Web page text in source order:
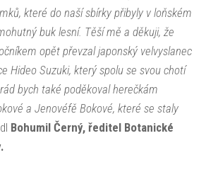
které do naší sbírky přibyly v loňském
buk lesní. Těší mě a děkuji, že
opět převzal japonský velvyslanec
Hideo Suzuki, který spolu se svou chotí
bych také poděkoval herečkám
a Jenovéfě Bokové, které se staly
Bohumil Černý, ředitel Botanické